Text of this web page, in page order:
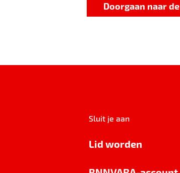
Doorgaan naar
Sluit je aan
Lid worden